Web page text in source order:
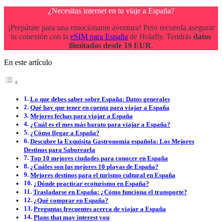
¿Necesitas internet en tu viaje a España?
¡Prepárate para una emocionante aventura! Pero recuerda asegurar
tu conexión con la eSIM para España de Holafly. Tendrás datos
ilimitados desde 19 EUR.
En este artículo
Lo que debes saber sobre España: Datos generales
Qué hay que tener en cuenta para viajar a España
Mejores fechas para viajar a España
¿Cuál es el mes más barato para viajar a España?
¿Cómo llegar a España?
Descubre la Exquisita Gastronomía española: Los Mejores
Destinos para Saborearla
Top 10 mejores ciudades para conocer en España
¿Cuáles son las mejores 10 playas de España?
Mejores destinos para el turismo cultural en España
¿Dónde practicar ecoturismo en España?
Trasladarse en España: ¿Cómo funciona el transporte?
¿Qué comprar en España?
Preguntas frecuentes acerca de viajar a España
Plans that may interest you